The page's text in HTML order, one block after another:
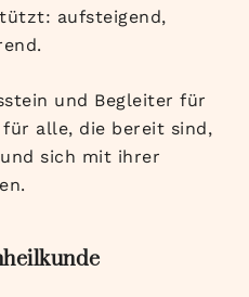
aufsteigend,
und Begleiter für
alle, die bereit sind,
sich mit ihrer